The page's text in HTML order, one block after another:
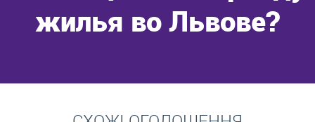
жилья во Львове?